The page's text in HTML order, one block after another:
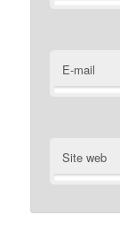
E-mail
Site web